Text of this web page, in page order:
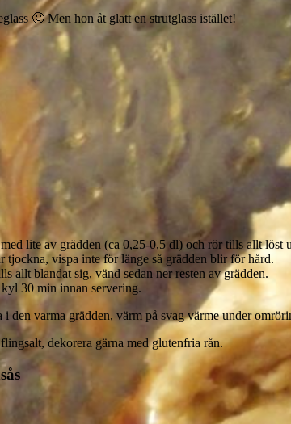
🙂 Men hon åt glatt en strutglass istället!
lite av grädden (ca 0,25-0,5 dl) och rör tills allt löst
vispa inte för länge så grädden blir för hård.
allt blandat sig, vänd sedan ner resten av grädden.
30 min innan servering.
den varma grädden, värm på svag värme under
dekorera gärna med glutenfria rån.